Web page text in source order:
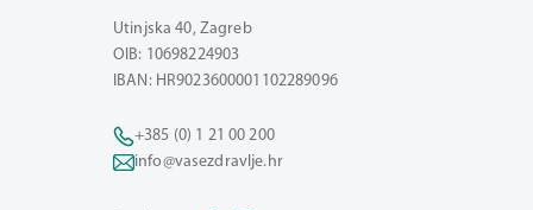
Utinjska 40, Zagreb
OIB: 10698224903
IBAN: HR9023600001102289096
+385 (0) 1 21 00 200
info@vasezdravlje.hr